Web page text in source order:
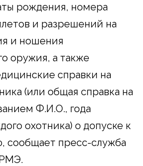
рождения, номера
и разрешений на
и ношения
оружия, а также
справки на
(или общая справка на
Ф.И.О., года
охотника) о допуске к
сообщает пресс-служба